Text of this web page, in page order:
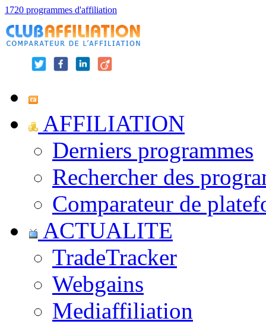
1720 programmes d'affiliation
AFFILIATION
Derniers programmes
Rechercher des
Comparateur de
ACTUALITE
TradeTracker
Webgains
Mediaffiliation